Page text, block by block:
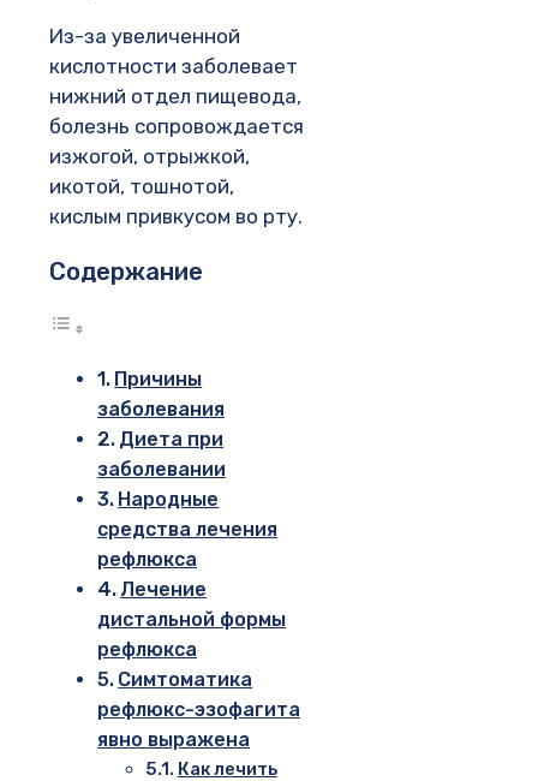
Из-за увеличенной
кислотности заболевает
нижний отдел пищевода,
болезнь сопровождается
изжогой, отрыжкой,
икотой, тошнотой,
кислым привкусом во рту.
Содержание
Причины
заболевания
Диета при
заболевании
Народные
средства лечения
рефлюкса
Лечение
дистальной формы
рефлюкса
Симтоматика
рефлюкс-эзофагита
явно выражена
Как лечить